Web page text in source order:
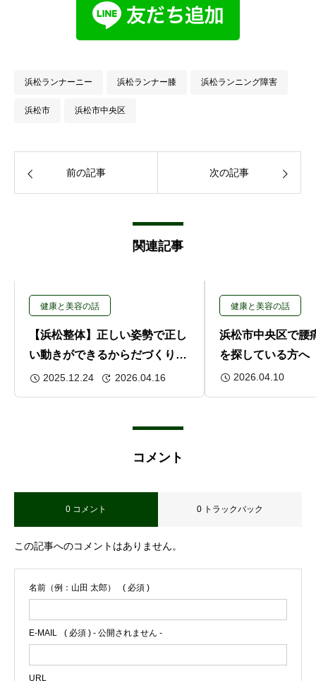
浜松ランナーニー 浜松ランナー膝 浜松ランニング障害
浜松市 浜松市中央区
前の記事 次の記事
関連記事
健康と美容の話
【浜松整体】正しい姿勢で正し
い動きができるからだづくり｜
姿勢・呼吸・体幹から考える機
能改善の本質
2025.12.24 2026.04.16
健康と美容の話
浜松市中央区で腰
を探している方へ
2026.04.10
コメント
0 コメント 0 トラックバック
この記事へのコメントはありません。
名前（例：山田 太郎） ( 必須 )
E-MAIL ( 必須 ) - 公開されません -
URL